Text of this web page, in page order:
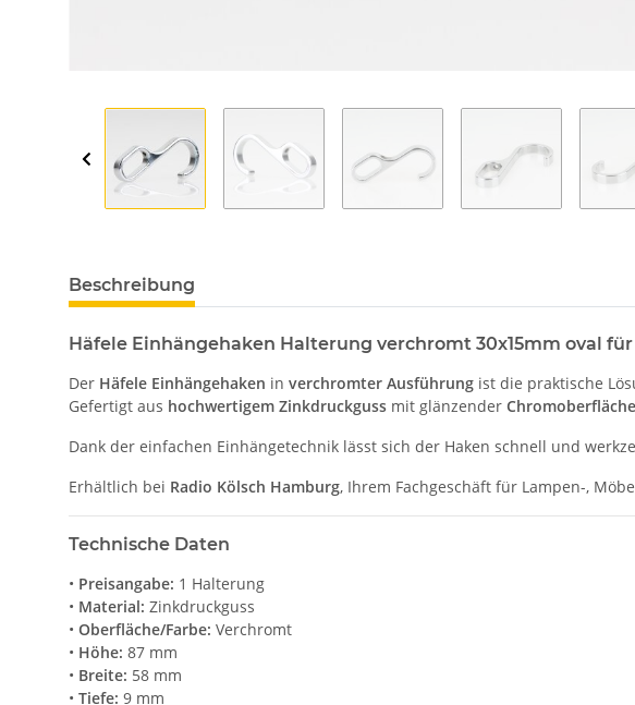
Beschreibung
Häfele Einhängehaken Halterung verchromt 30x15mm oval
Der Häfele Einhängehaken in verchromter Ausführung ist die praktische
Gefertigt aus hochwertigem Zinkdruckguss mit glänzender Chromoberfläche
Dank der einfachen Einhängetechnik lässt sich der Haken schnell und
Erhältlich bei Radio Kölsch Hamburg, Ihrem Fachgeschäft für Lampen-,
Technische Daten
• Preisangabe: 1 Halterung
• Material: Zinkdruckguss
• Oberfläche/Farbe: Verchromt
• Höhe: 87 mm
• Breite: 58 mm
• Tiefe: 9 mm